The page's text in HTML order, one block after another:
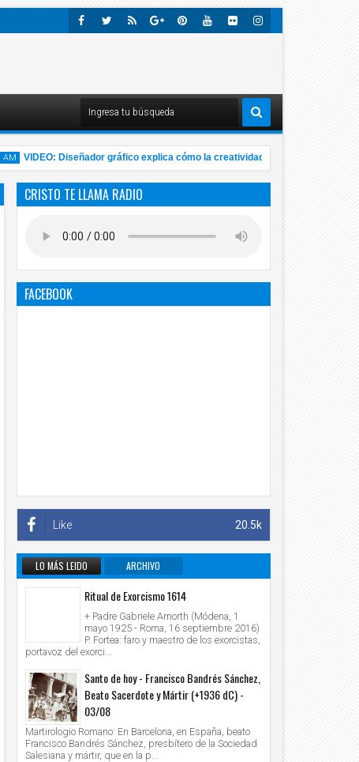
M
Plus
VIDEO: Diseñador gráfico explica cómo la creatividad ayuda a encontrar a
CRISTO TE LLAMA RADIO
FACEBOOK
20.5k
Like
LO MÁS LEIDO
ARCHIVO
INFORMATIVO
Ritual de Exorcismo 1614
+ Padre Gabriele Amorth (Módena, 1
mayo 1925 - Roma, 16 septiembre 2016)
P. Fortea: faro y maestro de los exorcistas,
portavoz del exorci...
Santo de hoy - Francisco Bandrés Sánchez,
Beato Sacerdote y Mártir (+1936 dC) -
03/08
Martirologio Romano: En Barcelona, en España, beato
Francisco Bandrés Sánchez, presbítero de la Sociedad
Salesiana y mártir, que en la p...